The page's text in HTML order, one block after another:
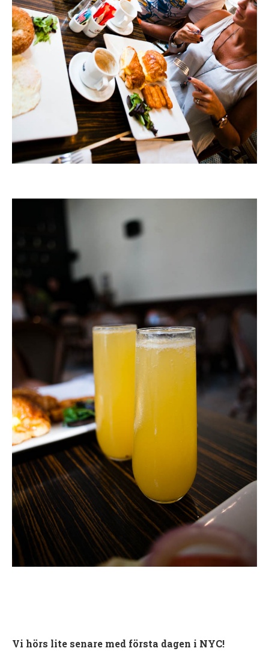
Vi hörs lite senare med första dagen i NYC!